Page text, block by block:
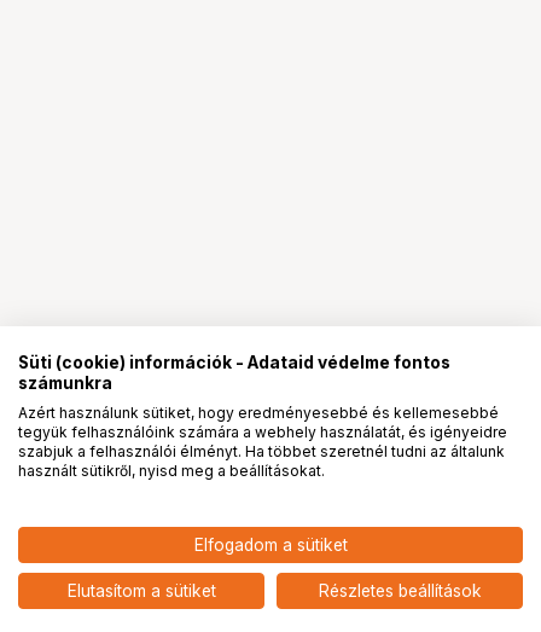
Insta360 Ace Pro 2 / Ace Pro
kijelző árnyékoló
add
PROpartnerségek
Süti (cookie) információk - Adataid védelme fontos
számunkra
Azért használunk sütiket, hogy eredményesebbé és kellemesebbé
tegyük felhasználóink számára a webhely használatát, és igényeidre
szabjuk a felhasználói élményt. Ha többet szeretnél tudni az általunk
használt sütikről, nyisd meg a beállításokat.
Elfogadom a sütiket
Elutasítom a sütiket Részletes beállítások